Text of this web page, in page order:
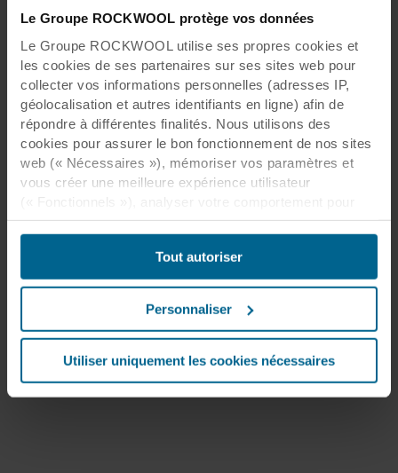
Le Groupe ROCKWOOL protège vos données
Le Groupe ROCKWOOL utilise ses propres cookies et
les cookies de ses partenaires sur ses sites web pour
collecter vos informations personnelles (adresses IP,
géolocalisation et autres identifiants en ligne) afin de
répondre à différentes finalités. Nous utilisons des
cookies pour assurer le bon fonctionnement de nos sites
web (« Nécessaires »), mémoriser vos paramètres et
vous créer une meilleure expérience utilisateur
optimiser les sites web (« Statistiques ») et cibler notre
contenu et nos publicités sur les réseaux sociaux et les
sites web externes en fonction de votre comportement
sur nos sites web (« Marketing »). Les informations sur
à nos partenaires de réseaux sociaux, de publicité et
d’analyse. Nos partenaires commerciaux peuvent
combiner ces données avec d’autres informations qui
leur auraient été fournies par le passé ou qu’ils auraient
collectées par le biais de votre utilisation de leurs
Tout autoriser
Personnaliser
Utiliser uniquement les cookies nécessaires